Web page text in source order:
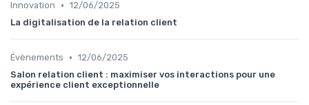
Innovation • 12/06/2025
La digitalisation de la relation client
Évènements • 12/06/2025
Salon relation client : maximiser vos interactions pour une
expérience client exceptionnelle